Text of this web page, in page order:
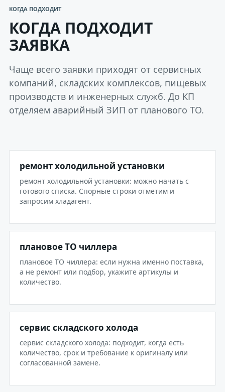
КОГДА ПОДХОДИТ
КОГДА ПОДХОДИТ
ЗАЯВКА
Чаще всего заявки приходят от сервисных
компаний, складских комплексов, пищевых
производств и инженерных служб. До КП
отделяем аварийный ЗИП от планового ТО.
ремонт холодильной установки
ремонт холодильной установки: можно начать с
готового списка. Спорные строки отметим и
запросим хладагент.
плановое ТО чиллера
плановое ТО чиллера: если нужна именно поставка,
а не ремонт или подбор, укажите артикулы и
количество.
сервис складского холода
сервис складского холода: подходит, когда есть
количество, срок и требование к оригиналу или
согласованной замене.